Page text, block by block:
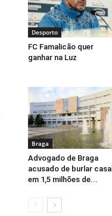
Desporto
FC Famalicão quer
ganhar na Luz
Braga
Advogado de Braga
acusado de burlar casal
em 1,5 milhões de...